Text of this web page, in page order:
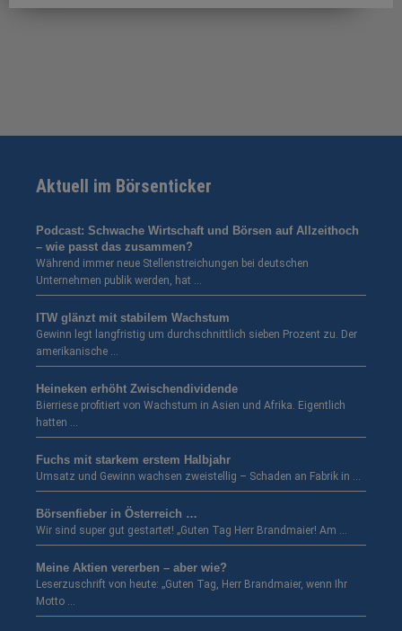
Aktuell im Börsenticker
Podcast: Schwache Wirtschaft und Börsen auf Allzeithoch
– wie passt das zusammen?
Während immer neue Stellenstreichungen bei deutschen
Unternehmen publik werden, hat …
ITW glänzt mit stabilem Wachstum
Gewinn legt langfristig um durchschnittlich sieben Prozent zu. Der
amerikanische …
Heineken erhöht Zwischendividende
Bierriese profitiert von Wachstum in Asien und Afrika. Eigentlich
hatten …
Fuchs mit starkem erstem Halbjahr
Umsatz und Gewinn wachsen zweistellig – Schaden an Fabrik in …
Börsenfieber in Österreich …
Wir sind super gut gestartet! „Guten Tag Herr Brandmaier! Am …
Meine Aktien vererben – aber wie?
Leserzuschrift von heute: „Guten Tag, Herr Brandmaier, wenn Ihr
Motto …